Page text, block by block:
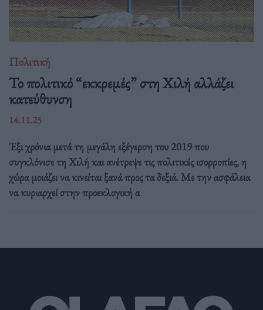
Πολιτική
Το πολιτικό “εκκρεμές” στη Χιλή αλλάζει
κατεύθυνση
14.11.25
Έξι χρόνια μετά τη μεγάλη εξέγερση του 2019 που
συγκλόνισε τη Χιλή και ανέτρεψε τις πολιτικές ισορροπίες, η
χώρα μοιάζει να κινείται ξανά προς τα δεξιά. Με την ασφάλεια
να κυριαρχεί στην προεκλογική α